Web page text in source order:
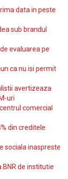
data in peste
sub brandul
evaluarea pe
ca nu isi permit
avertizeaza
uri
comercial
din creditele
sociala inaspreste
BNR de institutie